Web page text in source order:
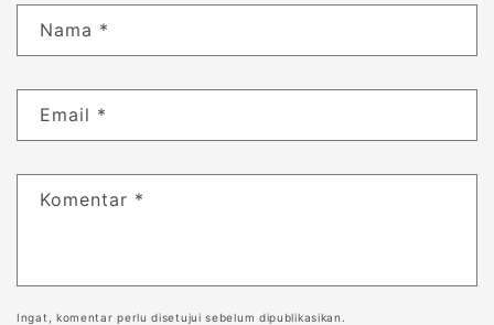
Nama *
Email *
Komentar *
Ingat, komentar perlu disetujui sebelum dipublikasikan.